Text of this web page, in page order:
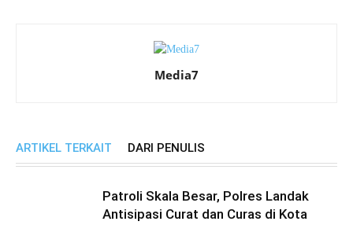
Media7
ARTIKEL TERKAIT DARI PENULIS
Patroli Skala Besar, Polres Landak
Antisipasi Curat dan Curas di Kota